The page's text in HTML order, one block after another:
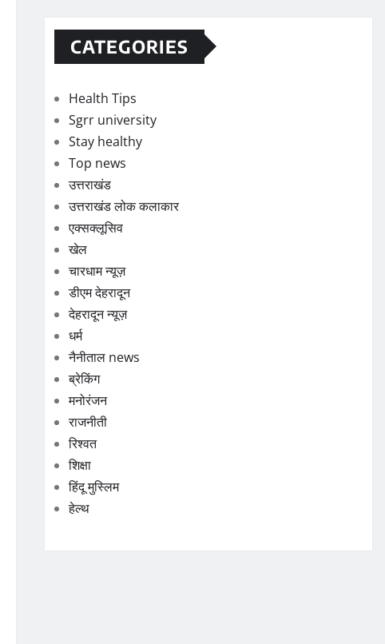
CATEGORIES
Health Tips
Sgrr university
Stay healthy
Top news
उत्तराखंड
उत्तराखंड लोक कलाकार
एक्सक्लूसिव
खेल
चारधाम न्यूज़
डीएम देहरादून
देहरादून न्यूज़
धर्म
नैनीताल news
ब्रेकिंग
मनोरंजन
राजनीती
रिश्वत
शिक्षा
हिंदू मुस्लिम
हेल्थ